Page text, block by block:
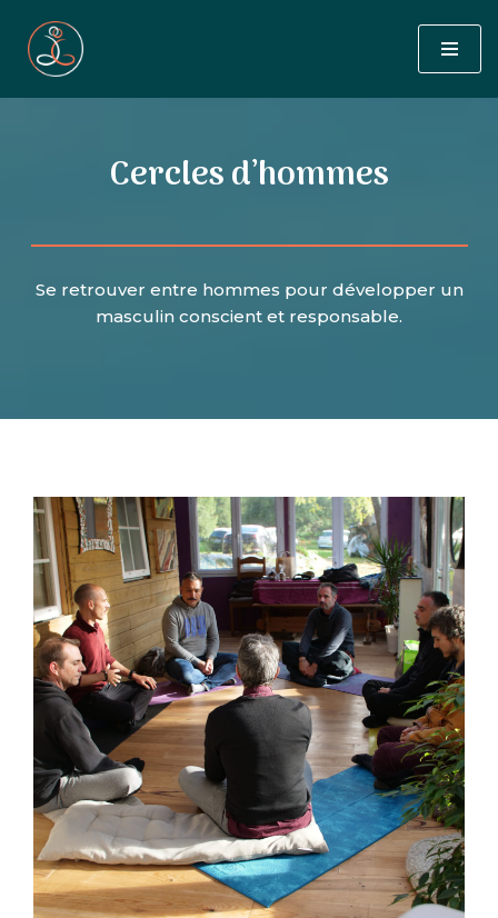
Aller
Cercles d’hommes
Se retrouver entre hommes pour développer un
masculin conscient et responsable.